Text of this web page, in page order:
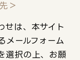
＞
せは、本サイト
メールフォーム
選択の上、お願